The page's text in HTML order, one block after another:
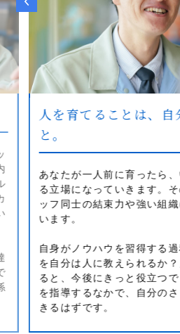
人を育てることは、自
と。
あなたが一人前に育ったら
る立場になっていきます。
ッフ同士の結束力や強い組
います。
自身がノウハウを習得する
を自分は人に教えられるか
ると、今後にきっと役立つ
を指導するなかで、自分の
きるはずです。